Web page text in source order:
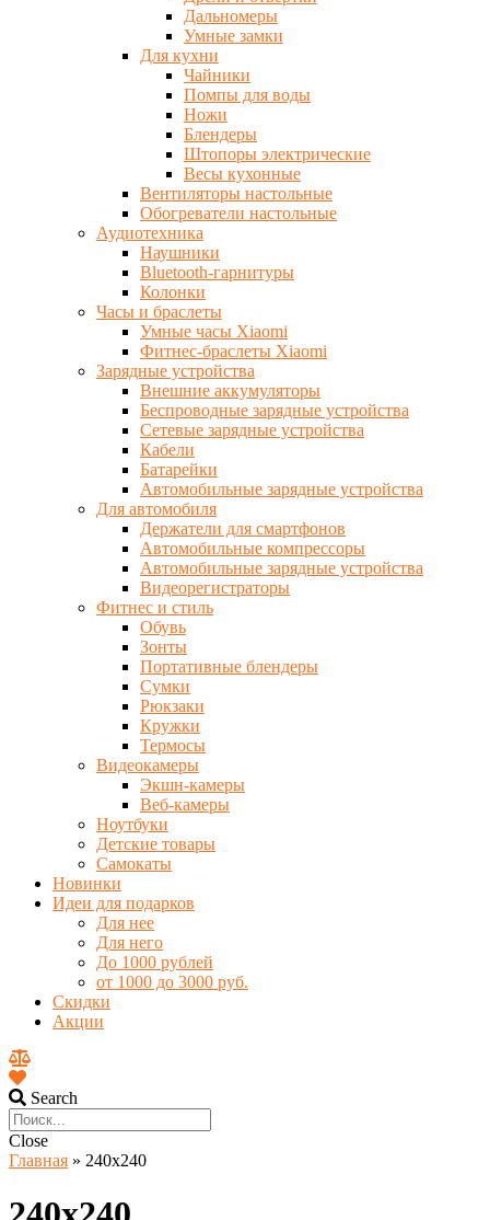
Дальномеры
Умные замки
Для кухни
Чайники
Помпы для воды
Ножи
Блендеры
Штопоры электрические
Весы кухонные
Вентиляторы настольные
Обогреватели настольные
Аудиотехника
Наушники
Bluetooth-гарнитуры
Колонки
Часы и браслеты
Умные часы Xiaomi
Фитнес-браслеты Xiaomi
Зарядные устройства
Внешние аккумуляторы
Беспроводные зарядные устройства
Сетевые зарядные устройства
Кабели
Батарейки
Автомобильные зарядные устройства
Для автомобиля
Держатели для смартфонов
Автомобильные компрессоры
Автомобильные зарядные устройства
Видеорегистраторы
Фитнес и стиль
Обувь
Зонты
Портативные блендеры
Сумки
Рюкзаки
Кружки
Термосы
Видеокамеры
Экшн-камеры
Веб-камеры
Ноутбуки
Детские товары
Самокаты
Новинки
Идеи для подарков
Для нее
Для него
До 1000 рублей
от 1000 до 3000 руб.
Скидки
Акции
Search
Close
Главная » 240х240